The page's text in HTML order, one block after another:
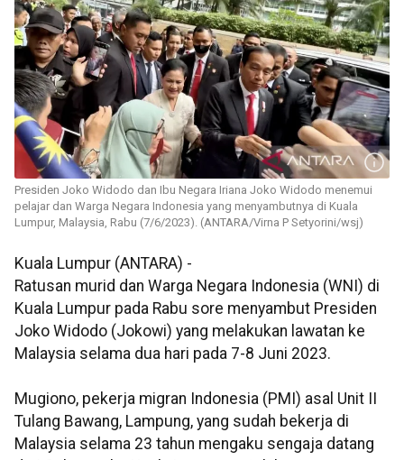
Presiden Joko Widodo dan Ibu Negara Iriana Joko Widodo menemui
pelajar dan Warga Negara Indonesia yang menyambutnya di Kuala
Lumpur, Malaysia, Rabu (7/6/2023). (ANTARA/Virna P Setyorini/wsj)
Kuala Lumpur (ANTARA) -
Ratusan murid dan Warga Negara Indonesia (WNI) di
Kuala Lumpur pada Rabu sore menyambut Presiden
Joko Widodo (Jokowi) yang melakukan lawatan ke
Malaysia selama dua hari pada 7-8 Juni 2023.
Mugiono, pekerja migran Indonesia (PMI) asal Unit II
Tulang Bawang, Lampung, yang sudah bekerja di
Malaysia selama 23 tahun mengaku sengaja datang